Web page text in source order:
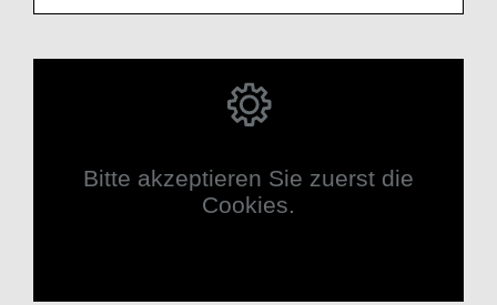
Bitte akzeptieren Sie zuerst die
Cookies.